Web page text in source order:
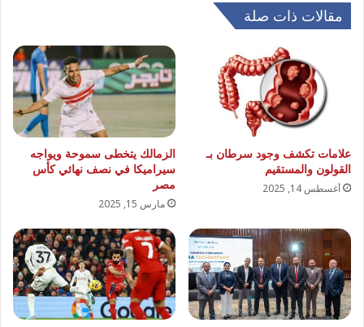
مقالات ذات صلة
علامات تكشف وجود سرطان بـ
القولون والمستقيم
أغسطس 14, 2025
الزمالك يتخطى سموحة ويواجه
سيراميكا في نصف نهائي كأس
مصر
مارس 15, 2025